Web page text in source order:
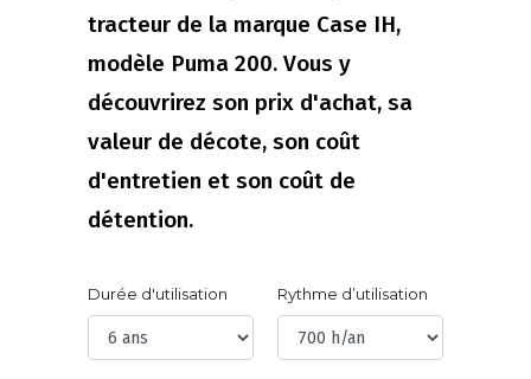
tracteur de la marque Case IH,
modèle Puma 200. Vous y
découvrirez son prix d'achat, sa
valeur de décote, son coût
d'entretien et son coût de
détention.
Durée d'utilisation Rythme d’utilisation